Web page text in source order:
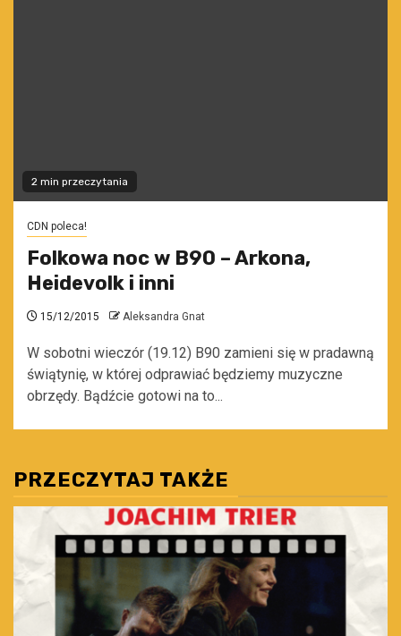
2 min przeczytania
CDN poleca!
Folkowa noc w B90 – Arkona,
Heidevolk i inni
15/12/2015 Aleksandra Gnat
W sobotni wieczór (19.12) B90 zamieni się w pradawną
świątynię, w której odprawiać będziemy muzyczne
obrzędy. Bądźcie gotowi na to...
PRZECZYTAJ TAKŻE